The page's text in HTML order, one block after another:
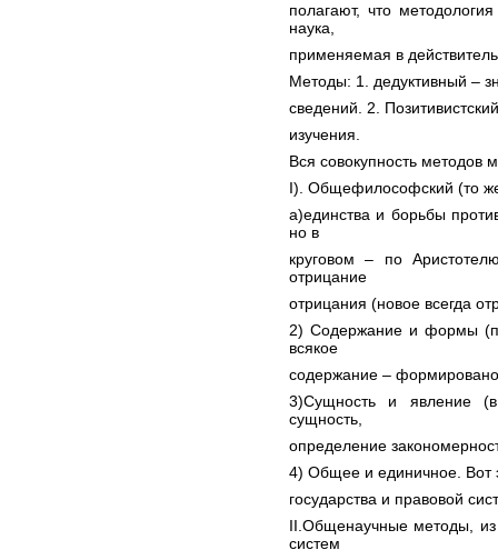
полагают, что
наука,
применяемая в
Методы: 1. дедуктивный –
сведений. 2.
изучения.
Вся совокупность методов
I). Общефилософский (то же
a)единства и борьбы
но в
круговом – по
отрицание
отрицания (новое всегда
2) Содержание и формы
всякое
содержание –
3)Сущность и явление
сущность,
определение
4) Общее и единичное. Вот
государства и правовой
II.Общенаучные методы,
систем